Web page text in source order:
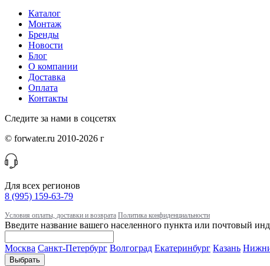
Каталог
Монтаж
Бренды
Новости
Блог
О компании
Доставка
Оплата
Контакты
Следите за нами в соцсетях
© forwater.ru 2010-2026 г
Для всех регионов
8 (995) 159-63-79
Условия оплаты, доставки и возврата Политика конфиденциальности
Введите название вашего населенного пункта или почтовый
Москва Санкт-Петербург Волгоград Екатеринбург Казань